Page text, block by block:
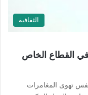
الثقافية
في القطاع الخاص
تهوى المغامرات